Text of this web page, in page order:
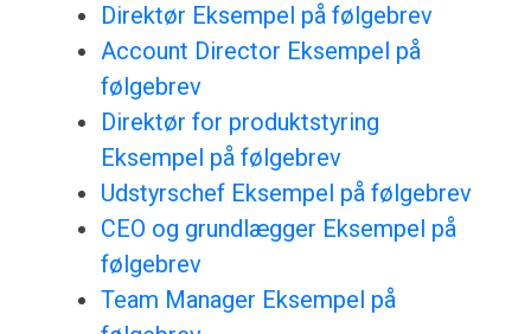
Direktør Eksempel på følgebrev
Account Director Eksempel på
følgebrev
Direktør for produktstyring
Eksempel på følgebrev
Udstyrschef Eksempel på følgebrev
CEO og grundlægger Eksempel på
følgebrev
Team Manager Eksempel på